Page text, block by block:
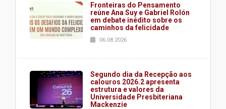
Fronteiras do Pensamento
reúne Ana Suy e Gabriel Rolón
em debate inédito sobre os
caminhos da felicidade
06.08.2026
Segundo dia da Recepção aos
calouros 2026.2 apresenta
estrutura e valores da
Universidade Presbiteriana
Mackenzie